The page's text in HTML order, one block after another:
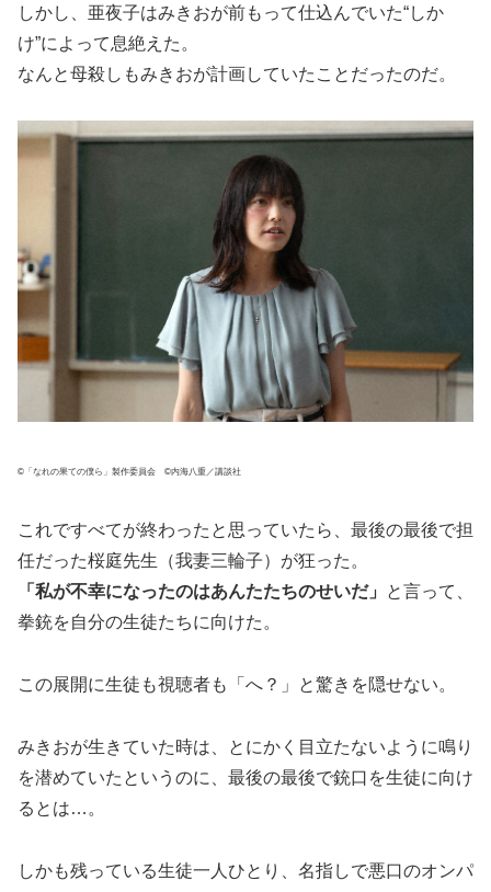
しかし、亜夜子はみきおが前もって仕込んでいた“しか
け”によって息絶えた。
なんと母殺しもみきおが計画していたことだったのだ。
©「なれの果ての僕ら」製作委員会 ©内海八重／講談社
これですべてが終わったと思っていたら、最後の最後で担
任だった桜庭先生（我妻三輪子）が狂った。
「私が不幸になったのはあんたたちのせいだ」
と言って、
拳銃を自分の生徒たちに向けた。
この展開に生徒も視聴者も「へ？」と驚きを隠せない。
みきおが生きていた時は、とにかく目立たないように鳴り
を潜めていたというのに、最後の最後で銃口を生徒に向け
るとは…。
しかも残っている生徒一人ひとり、名指しで悪口のオンパ